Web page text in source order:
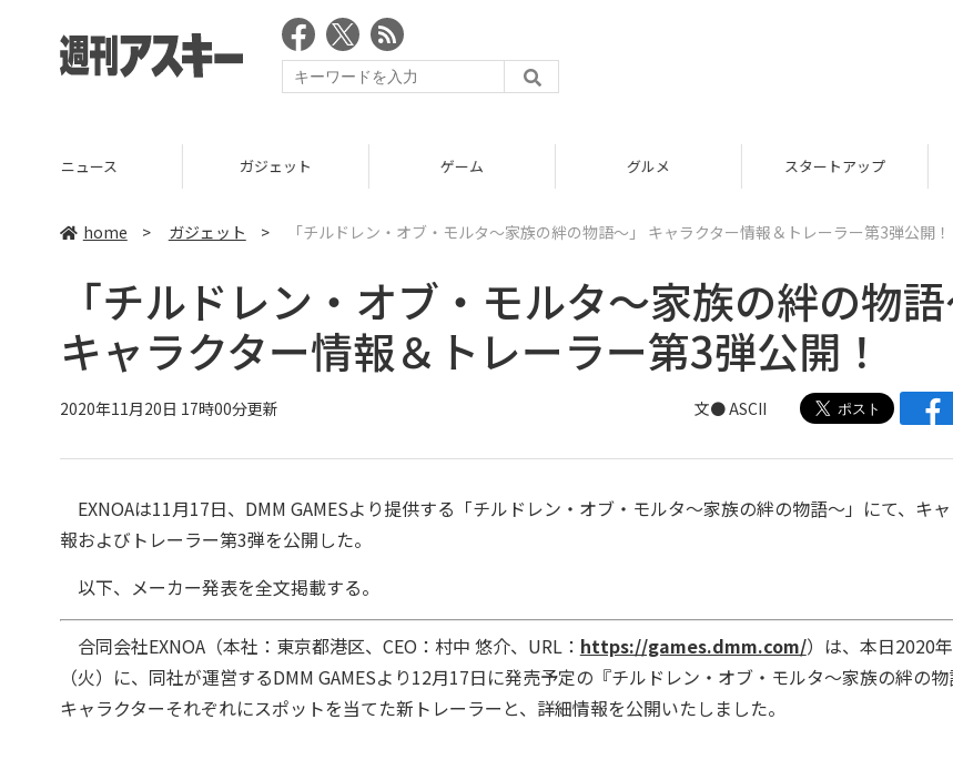
ガジェット ゲーム グルメ スタートアップ ICT
home > ガジェット > 「チルドレン・オブ・モルタ～家族の絆の物語～」 キャラクター情報＆トレーラー第3弾公開！
「チルドレン・オブ・モルタ～家族の絆の物語
キャラクター情報＆トレーラー第3弾公開！
2020年11月20日 17時00分更新 文● ASCII
EXNOAは11月17日、DMM GAMESより提供する「チルドレン・オブ・モルタ～家族の絆の物語～」にて、キ
報およびトレーラー第3弾を公開した。
以下、メーカー発表を全文掲載する。
合同会社EXNOA（本社：東京都港区、CEO：村中 悠介、URL： https://games.dmm.com/）は、本日2020
（火）に、同社が運営するDMM GAMESより12月17日に発売予定の『チルドレン・オブ・モルタ～家族の絆の
キャラクターそれぞれにスポットを当てた新トレーラーと、詳細情報を公開いたしました。